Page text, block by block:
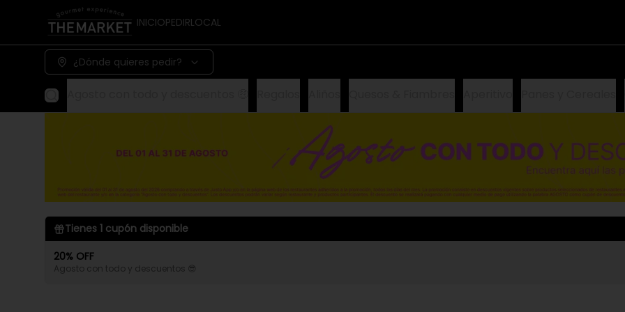
INICIOPEDIRLOCAL
¿Dónde quieres pedir?
Tienes 1 cupón disponible
20% OFF
Agosto con todo y descuentos 😎